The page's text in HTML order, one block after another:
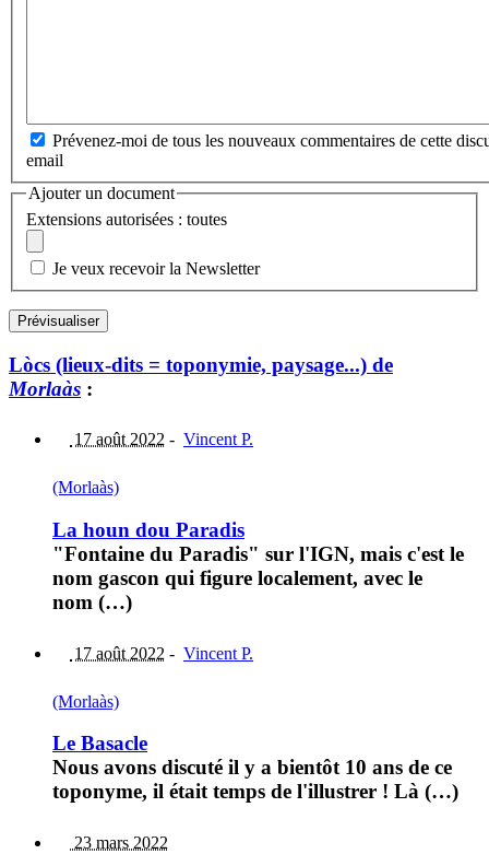
Prévenez-moi de tous les nouveaux commentaires de cette
email
Ajouter un document
Extensions autorisées : toutes
Je veux recevoir la Newsletter
Lòcs (lieux-dits = toponymie, paysage...) de
Morlaàs :
17 août 2022 - Vincent P.
(Morlaàs)
La houn dou Paradis
"Fontaine du Paradis" sur l'IGN, mais c'est le
nom gascon qui figure localement, avec le
nom (…)
17 août 2022 - Vincent P.
(Morlaàs)
Le Basacle
Nous avons discuté il y a bientôt 10 ans de ce
toponyme, il était temps de l'illustrer ! Là (…)
23 mars 2022